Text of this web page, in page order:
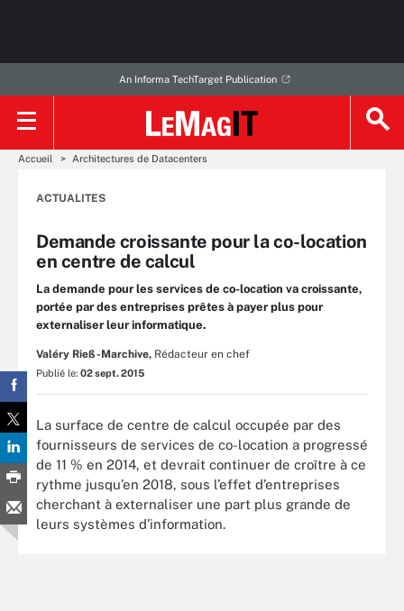
An Informa TechTarget Publication
Accueil Architectures de Datacenters
ACTUALITES
Demande croissante pour la co-location
en centre de calcul
La demande pour les services de co-location va croissante,
portée par des entreprises prêtes à payer plus pour
externaliser leur informatique.
Valéry Rieß-Marchive, Rédacteur en chef
Publié le: 02 sept. 2015
La surface de centre de calcul occupée par des
fournisseurs de services de co-location a progressé
de 11 % en 2014, et devrait continuer de croître à ce
rythme jusqu’en 2018, sous l’effet d’entreprises
cherchant à externaliser une part plus grande de
leurs systèmes d’information.